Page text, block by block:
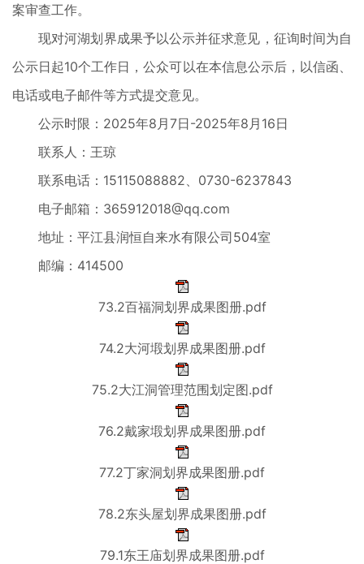
案审查工作。
现对河湖划界成果予以公示并征求意见，征询时间为自
公示日起10个工作日，公众可以在本信息公示后，以信函、
电话或电子邮件等方式提交意见。
公示时限：2025年8月7日-2025年8月16日
联系人：王琼
联系电话：15115088882、0730-6237843
电子邮箱：365912018@qq.com
地址：平江县润恒自来水有限公司504室
邮编：414500
73.2百福洞划界成果图册.pdf
74.2大河塅划界成果图册.pdf
75.2大江洞管理范围划定图.pdf
76.2戴家塅划界成果图册.pdf
77.2丁家洞划界成果图册.pdf
78.2东头屋划界成果图册.pdf
79.1东王庙划界成果图册.pdf